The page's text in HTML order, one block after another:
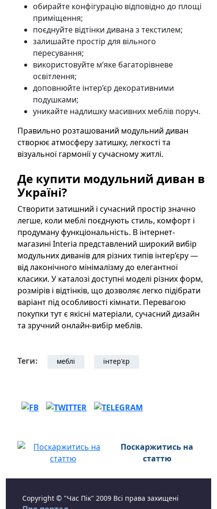
обирайте конфігурацію відповідно до площі
приміщення;
поєднуйте відтінки дивана з текстилем;
залишайте простір для вільного
пересування;
використовуйте м’яке багаторівневе
освітлення;
доповнюйте інтер’єр декоративними
подушками;
уникайте надлишку масивних меблів поруч.
Правильно розташований модульний диван
створює атмосферу затишку, легкості та
візуальної гармонії у сучасному житлі.
Де купити модульний диван в
Україні?
Створити затишний і сучасний простір значно
легше, коли меблі поєднують стиль, комфорт і
продуману функціональність. В інтернет-
магазині Interia представлений широкий вибір
модульних диванів для різних типів інтер’єру —
від лаконічного мінімалізму до елегантної
класики. У каталозі доступні моделі різних форм,
розмірів і відтінків, що дозволяє легко підібрати
варіант під особливості кімнати. Перевагою
покупки тут є якісні матеріали, сучасний дизайн
та зручний онлайн-вибір меблів.
Теги: меблі інтер'єр
Поскаржитись на
статтю
Copyright © "Час Пік" 2009 Всі права захищені